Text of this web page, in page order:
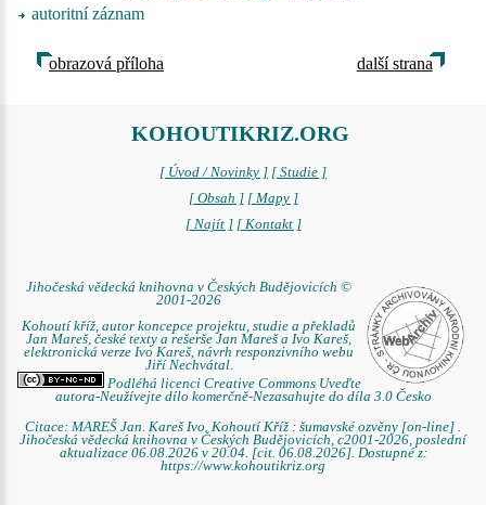
autoritní záznam
obrazová příloha další strana
KOHOUTIKRIZ.ORG
[ Úvod / Novinky ] [ Studie ]
[ Obsah ] [ Mapy ]
[ Najít ] [ Kontakt ]
Jihočeská vědecká knihovna v Českých Budějovicích ©
2001-2026
Kohoutí kříž, autor koncepce projektu, studie a překladů
Jan Mareš, české texty a rešerše Jan Mareš a Ivo Kareš,
elektronická verze Ivo Kareš, návrh responzivního webu
Jiří Nechvátal.
Podléhá licenci Creative Commons Uveďte
autora-Neužívejte dílo komerčně-Nezasahujte do díla 3.0 Česko
Citace: MAREŠ Jan. Kareš Ivo. Kohoutí Kříž : šumavské ozvěny [on-line] .
Jihočeská vědecká knihovna v Českých Budějovicích, c2001-2026, poslední
aktualizace 06.08.2026 v 20.04. [cit. 06.08.2026]. Dostupné z:
https://www.kohoutikriz.org